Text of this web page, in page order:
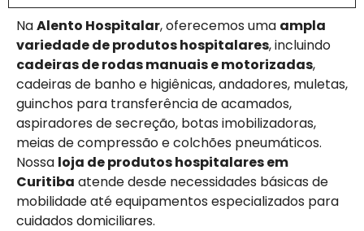
NaAlento Hospitalar, oferecemos uma ampla
variedade de produtos hospitalares, incluindo
cadeiras de rodas manuais e motorizadas,
cadeiras de banho e higiênicas, andadores, muletas,
guinchos para transferência de acamados,
aspiradores de secreção, botas imobilizadoras,
meias de compressão e colchões pneumáticos.
Nossa loja de produtos hospitalares em
Curitiba atende desde necessidades básicas de
mobilidade até equipamentos especializados para
cuidados domiciliares.